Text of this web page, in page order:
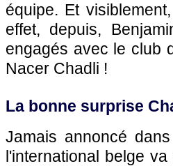
équipe. Et
effet, depuis,
engagés avec le club
Nacer Chadli !
La bonne surprise
Jamais annoncé
l'international belge